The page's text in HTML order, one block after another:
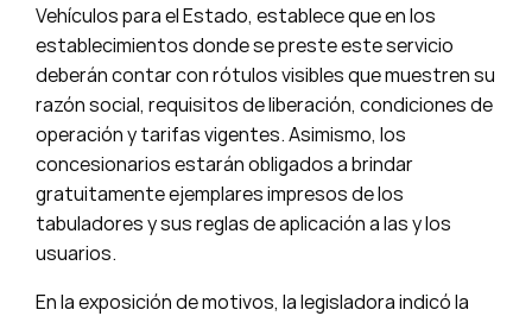
Vehículos para el Estado, establece que en los
establecimientos donde se preste este servicio
deberán contar con rótulos visibles que muestren su
razón social, requisitos de liberación, condiciones de
operación y tarifas vigentes. Asimismo, los
concesionarios estarán obligados a brindar
gratuitamente ejemplares impresos de los
tabuladores y sus reglas de aplicación a las y los
usuarios.
En la exposición de motivos, la legisladora indicó la